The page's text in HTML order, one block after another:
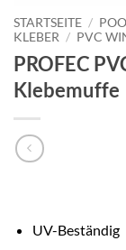
STARTSEITE /
KLEBER / PVC
PROFEC
Klebemuffe
UV-Beständig